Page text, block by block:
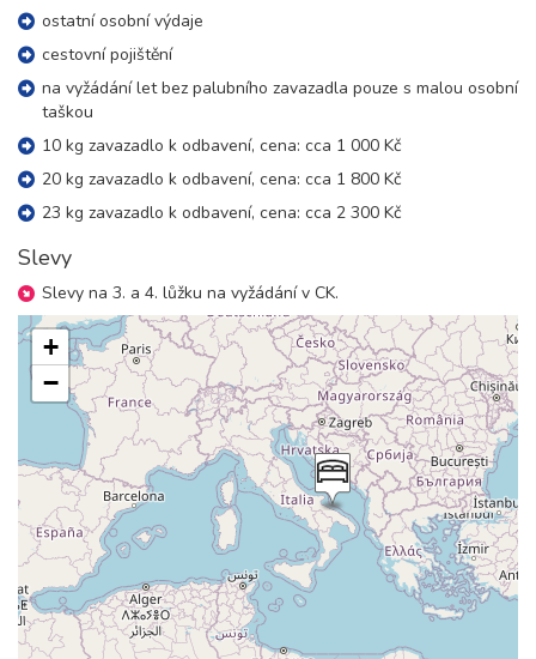
ostatní osobní výdaje
cestovní pojištění
na vyžádání let bez palubního zavazadla pouze s malou osobní
taškou
10 kg zavazadlo k odbavení, cena: cca 1 000 Kč
20 kg zavazadlo k odbavení, cena: cca 1 800 Kč
23 kg zavazadlo k odbavení, cena: cca 2 300 Kč
Slevy
Slevy na 3. a 4. lůžku na vyžádání v CK.
+
−